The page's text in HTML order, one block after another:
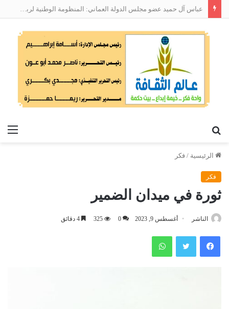
عباس آل حميد عضو مجلس الدولة العماني: المنظومة الوطنية لربط التوظيف بالمهارات تعالج البطالة من جذورها
الرئيسية / فكر
فكر
ثورة في ميدان الضمير
الناشر أغسطس 9, 2023 0
325
فيسبوك تويتر واتساب